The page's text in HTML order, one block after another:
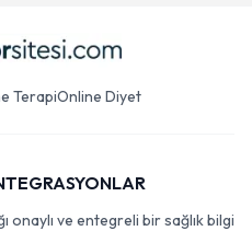
TerapiOnline Diyet
onaylı ve entegreli bir sağlık bilgi